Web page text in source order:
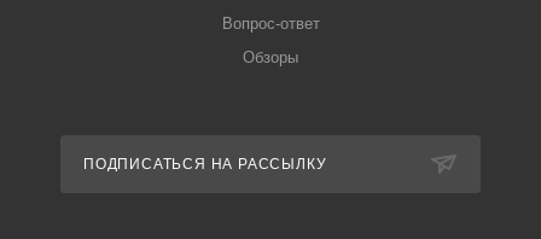
Вопрос-ответ
Обзоры
ПОДПИСАТЬСЯ НА РАССЫЛКУ